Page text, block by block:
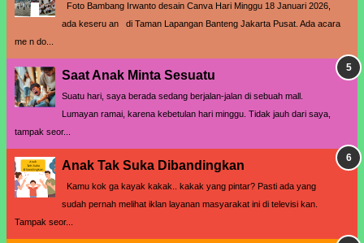
Foto Bambang Irwanto desain Canva Hari Minggu 18 Januari 2026,
ada keseru an di Taman Lapangan Banteng Jakarta Pusat. Ada acara
me n do...
Saat Anak Minta Sesuatu
Suatu hari, saya berada sedang berjalan-jalan di sebuah mall.
Lumayan ramai, karena kebetulan hari minggu. Tidak jauh dari saya,
tampak seor...
Anak Tak Suka Dibandingkan
Kamu kok ga kayak kakak.. kakak yang pintar? Pasti ada yang
sudah pernah melihat iklan layanan masyarakat ini di televisi kan.
Tampak seor...